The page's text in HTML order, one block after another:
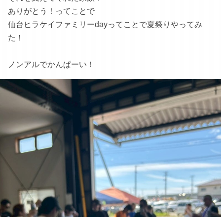
ありがとう！ってことで
仙台ヒラケイファミリーdayってことで夏祭りやってみ
た！
ノンアルでかんぱーい！